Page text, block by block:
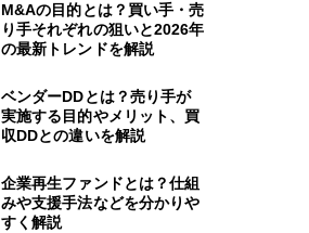
M&Aの目的とは？買い手・売
り手それぞれの狙いと2026年
の最新トレンドを解説
ベンダーDDとは？売り手が
実施する目的やメリット、買
収DDとの違いを解説
企業再生ファンドとは？仕組
みや支援手法などを分かりや
すく解説